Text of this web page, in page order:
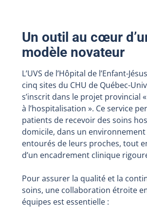
Un outil au cœur
modèle novateur
L’UVS de l’Hôpital de l’Enfant-
cinq sites du CHU de Québec-
s’inscrit dans le projet provincial
à l’hospitalisation ». Ce service
patients de recevoir des soins
domicile, dans un
entourés de leurs proches, tout
d’un encadrement clinique
Pour assurer la qualité et la
soins, une collaboration étroite
équipes est essentielle :